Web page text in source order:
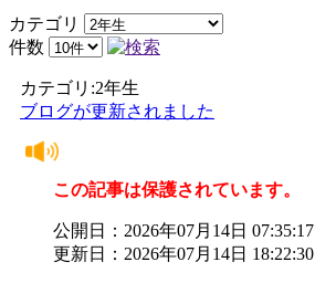
カテゴリ
件数
カテゴリ:2年生
ブログが更新されました
この記事は保護されています。
公開日：2026年07月14日 07:35:17
更新日：2026年07月14日 18:22:30